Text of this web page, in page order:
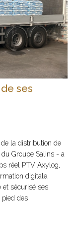
ses
la distribution de
Groupe Salins - a
réel PTV Axylog,
digitale,
et sécurisé ses
pied des